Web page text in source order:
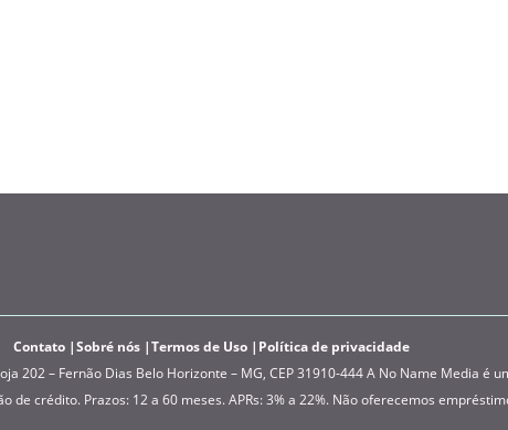
Contato Sobré nós Termos de Uso
Política de privacidade
202 – Fernão Dias Belo Horizonte – MG, CEP 31910-444 A No Name Media
crédito. Prazos: 12 a 60 meses. APRs: 3% a 22%. Não oferecemos